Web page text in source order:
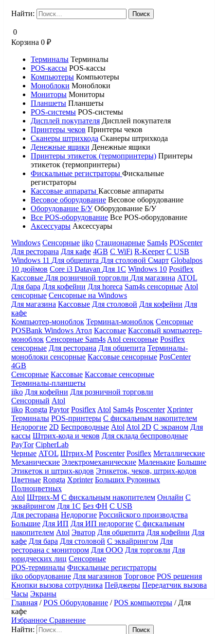
Найти:
0
Корзина 0 ₽
Терминалы Терминалы
POS-кассы POS-кассы
Компьютеры Компьютеры
Моноблоки Моноблоки
Мониторы Мониторы
Планшеты Планшеты
POS-системы POS-системы
Дисплей покупателя Дисплей покупателя
Принтеры чеков Принтеры чеков
Сканеры штрихкода Сканеры штрихкода
Денежные ящики Денежные ящики
Принтеры этикеток (термопринтеры) Принтеры
этикеток (термопринтеры)
Фискальные регистраторы Фискальные
регистраторы
Кассовые аппараты Кассовые аппараты
Весовое оборудование Весовое оборудование
Оборудование Б/У Оборудование Б/У
Все POS-оборудование Все POS-оборудование
Аксессуары Аксессуары
Windows Сенсорные iiko Стационарные Sam4s POScenter
Для ресторана Для кафе 4GB С WiFi R-Keeper С USB
Windows 11 Для общепита Для столовой Смарт Globalpos
10 дюймов Core i3 Datavan Для 1С Windows 10 Posiflex
Кассовые Для розничной торговли Для магазина ATOL
Для бара Для кофейни Для horeca Sam4s сенсорные Atol
сенсорные Сенсорные на Windows
Для магазина Кассовые Для столовой Для кофейни Для
кафе
Компьютер-моноблок Терминал-моноблок Сенсорные
POSBank Windows Атол Кассовые Кассовый компьютер-
моноблок Сенсорные Sam4s Atol сенсорные Posiflex
сенсорные Для ресторана Для общепита Терминалы-
моноблоки сенсорные Кассовые сенсорные PosCenter
4GB
Сенсорные Кассовые Кассовые сенсорные
Терминалы-планшеты
iiko Для кофейни Для розничной торговли
Сенсорный Atol
iiko Rongta Paytor Posiflex Atol Sam4s Poscenter Xprinter
Терминалы POS-принтеры С фискальным накопителем
Недорогие 2D Беспроводные Atol Atol 2D С экраном Для
кассы Штрих-кода и чеков Для склада беспроводные
PayTor CipherLab
Черные ATOL Штрих-М Poscenter Posiflex Металлические
Механические Электромеханические Маленькие Большие
Этикеток и штрих-кодов Этикеток, чеков, штрих-кодов
Цветные Rongta Xprinter Больших Рулонных
Полноцветных
Atol Штрих-М С фискальным накопителем Онлайн С
эквайрингом Для 1С Без ФН С USB
Для ресторана Недорогие Российского производства
Большие Для ИП Для ИП недорогие С фискальным
накопителем Atol Эватор Для общепита Для кофейни Для
кафе Для бара Для столовой С эквайрингом Для
ресторана с монитором Для ООО Для торговли Для
юридческих лиц Сенсорные
POS-терминалы Фискальные регистраторы
iiko оборудование Для магазинов Торговое POS решения
Кнопки вызова сотрудника Пейджеры Передатчик вызова
Часы Экраны
Главная /POS Оборудование /POS компьютеры / Для
кафе
Избранное Сравнение
Найти: